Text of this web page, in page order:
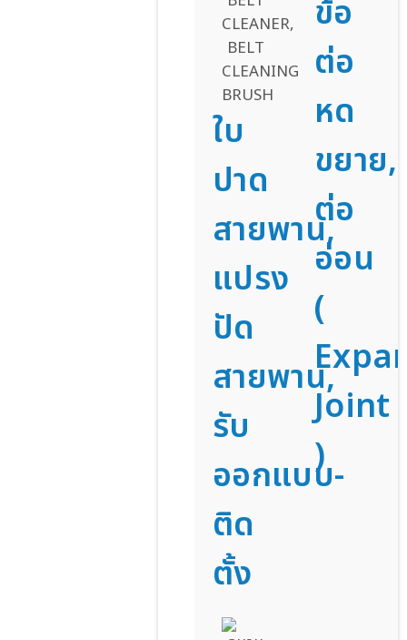
ใบ
ปาด
สายพาน,
แปรง
ปัด
สายพาน,
รับ
ออกแบบ-
ติด
ตั้ง
ข้อ
ต่อ
หด
ขยาย
ต่อ
อ่อน
(
Joint
)